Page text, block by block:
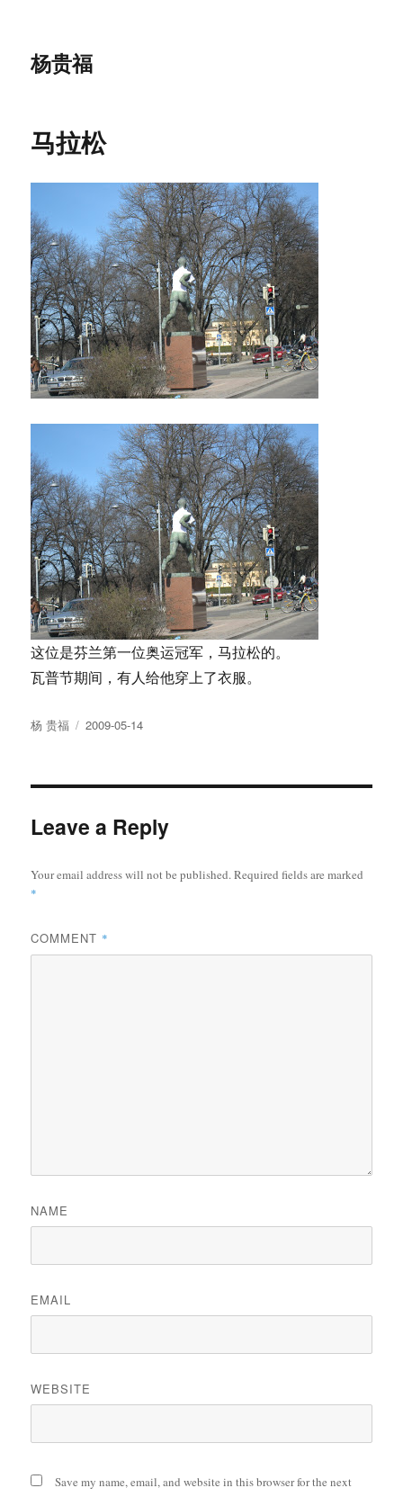
杨贵福
马拉松
这位是芬兰第一位奥运冠军，马拉松的。
瓦普节期间，有人给他穿上了衣服。
Author
杨 贵福
Posted
2009-05-14
Leave a Reply
Your email address will not be published.Required fields are marked
*
COMMENT *
NAME
EMAIL
WEBSITE
Save my name, email, and website in this browser for the next